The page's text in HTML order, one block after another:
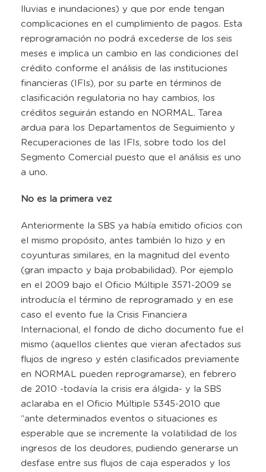
lluvias e inundaciones) y que por ende tengan
complicaciones en el cumplimiento de pagos. Esta
reprogramación no podrá excederse de los seis
meses e implica un cambio en las condiciones del
crédito conforme el análisis de las instituciones
financieras (IFIs), por su parte en términos de
clasificación regulatoria no hay cambios, los
créditos seguirán estando en NORMAL. Tarea
ardua para los Departamentos de Seguimiento y
Recuperaciones de las IFIs, sobre todo los del
Segmento Comercial puesto que el análisis es uno
a uno.
No es la primera vez
Anteriormente la SBS ya había emitido oficios con
el mismo propósito, antes también lo hizo y en
coyunturas similares, en la magnitud del evento
(gran impacto y baja probabilidad). Por ejemplo
en el 2009 bajo el Oficio Múltiple 3571-2009 se
introducía el término de reprogramado y en ese
caso el evento fue la Crisis Financiera
Internacional, el fondo de dicho documento fue el
mismo (aquellos clientes que vieran afectados sus
flujos de ingreso y estén clasificados previamente
en NORMAL pueden reprogramarse), en febrero
de 2010 -todavía la crisis era álgida- y la SBS
aclaraba en el Oficio Múltiple 5345-2010 que
“ante determinados eventos o situaciones es
esperable que se incremente la volatilidad de los
ingresos de los deudores, pudiendo generarse un
desfase entre sus flujos de caja esperados y los